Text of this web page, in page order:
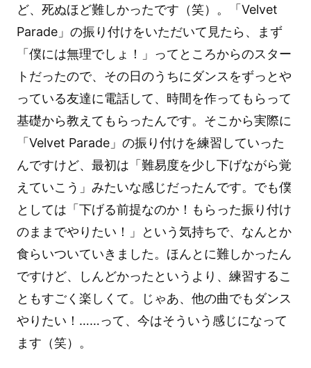
ど、死ぬほど難しかったです（笑）。「Velvet
Parade」の振り付けをいただいて見たら、まず
「僕には無理でしょ！」ってところからのスター
トだったので、その日のうちにダンスをずっとや
っている友達に電話して、時間を作ってもらって
基礎から教えてもらったんです。そこから実際に
「Velvet Parade」の振り付けを練習していった
んですけど、最初は「難易度を少し下げながら覚
えていこう」みたいな感じだったんです。でも僕
としては「下げる前提なのか！もらった振り付け
のままでやりたい！」という気持ちで、なんとか
食らいついていきました。ほんとに難しかったん
ですけど、しんどかったというより、練習するこ
ともすごく楽しくて。じゃあ、他の曲でもダンス
やりたい！……って、今はそういう感じになって
ます（笑）。